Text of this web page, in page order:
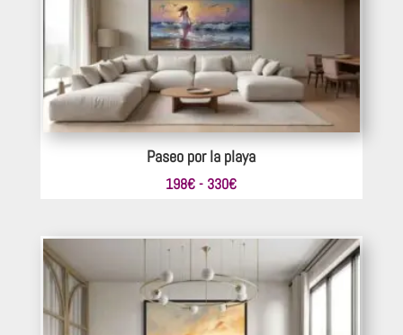
220€
hasta
363€
Paseo por la playa
198€ - 330€Rango
198€
hasta
330€